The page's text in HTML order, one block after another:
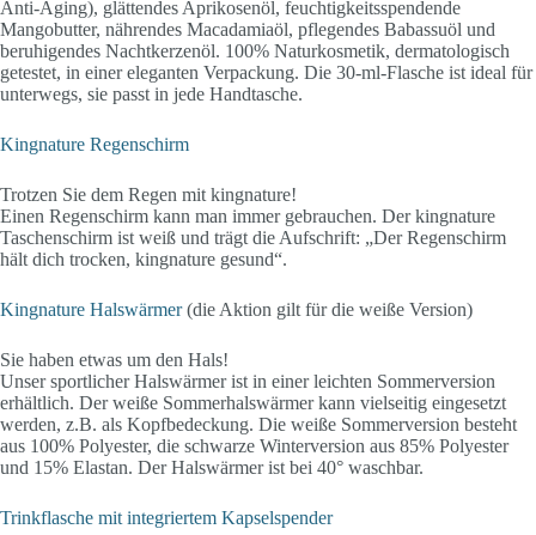
Anti-Aging), glättendes Aprikosenöl, feuchtigkeitsspendende
Mangobutter, nährendes Macadamiaöl, pflegendes Babassuöl und
beruhigendes Nachtkerzenöl. 100% Naturkosmetik, dermatologisch
getestet, in einer eleganten Verpackung. Die 30-ml-Flasche ist ideal für
unterwegs, sie passt in jede Handtasche.
Kingnature Regenschirm
Trotzen Sie dem Regen mit kingnature!
Einen Regenschirm kann man immer gebrauchen. Der kingnature
Taschenschirm ist weiß und trägt die Aufschrift: „Der Regenschirm
hält dich trocken, kingnature gesund“.
Kingnature Halswärmer(die Aktion gilt für die weiße Version)
Sie haben etwas um den Hals!
Unser sportlicher Halswärmer ist in einer leichten Sommerversion
erhältlich. Der weiße Sommerhalswärmer kann vielseitig eingesetzt
werden, z.B. als Kopfbedeckung. Die weiße Sommerversion besteht
aus 100% Polyester, die schwarze Winterversion aus 85% Polyester
und 15% Elastan. Der Halswärmer ist bei 40° waschbar.
Trinkflasche mit integriertem Kapselspender